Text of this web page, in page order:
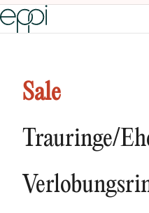
Sale
Trauringe/
NEUHEITEN
Audhild